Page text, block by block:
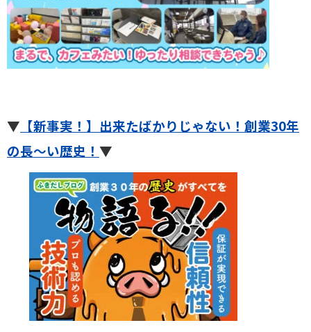
▼ 【新事実！】出来たばかりじゃない！創業30年
の長～い歴史！ ▼